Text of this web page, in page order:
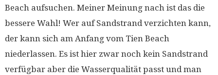
Beach aufsuchen. Meiner Meinung nach ist das die
bessere Wahl! Wer auf Sandstrand verzichten kann,
der kann sich am Anfang vom Tien Beach
niederlassen. Es ist hier zwar noch kein Sandstrand
verfügbar aber die Wasserqualität passt und man